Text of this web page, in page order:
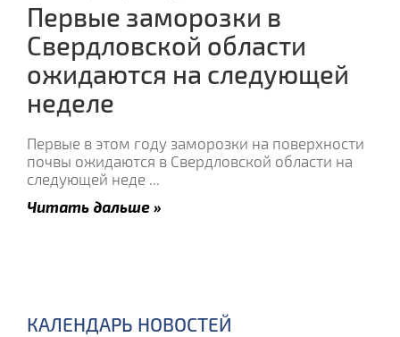
Первые заморозки в
Свердловской области
ожидаются на следующей
неделе
Первые в этом году заморозки на поверхности
почвы ожидаются в Свердловской области на
следующей неде ...
Читать дальше »
КАЛЕНДАРЬ НОВОСТЕЙ